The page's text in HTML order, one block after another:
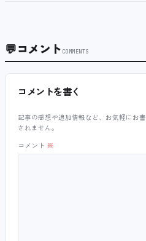
💬コメント COMMENTS
コメントを書く
記事の感想や追加情報など、お気軽にお
されません。
コメント ※